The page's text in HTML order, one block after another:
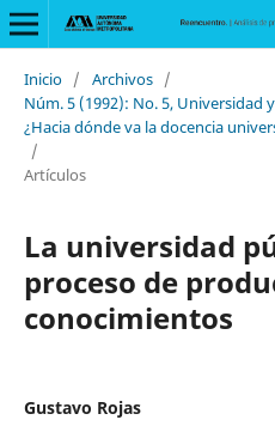
Inicio / Archivos /
Núm. 5 (1992): No. 5,
¿Hacia dónde va la docencia
/
Artículos
La universidad
proceso de
conocimientos
Gustavo Rojas